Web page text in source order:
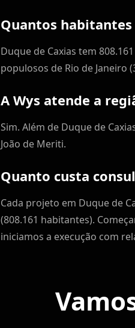
Quantos habitantes
Duque de Caxias tem
populosos de Rio de Janeiro
A Wys atende a
Sim. Além de Duque de
João de Meriti.
Quanto custa
Cada projeto em Duque de
(808.161 habitantes).
iniciamos a execução com